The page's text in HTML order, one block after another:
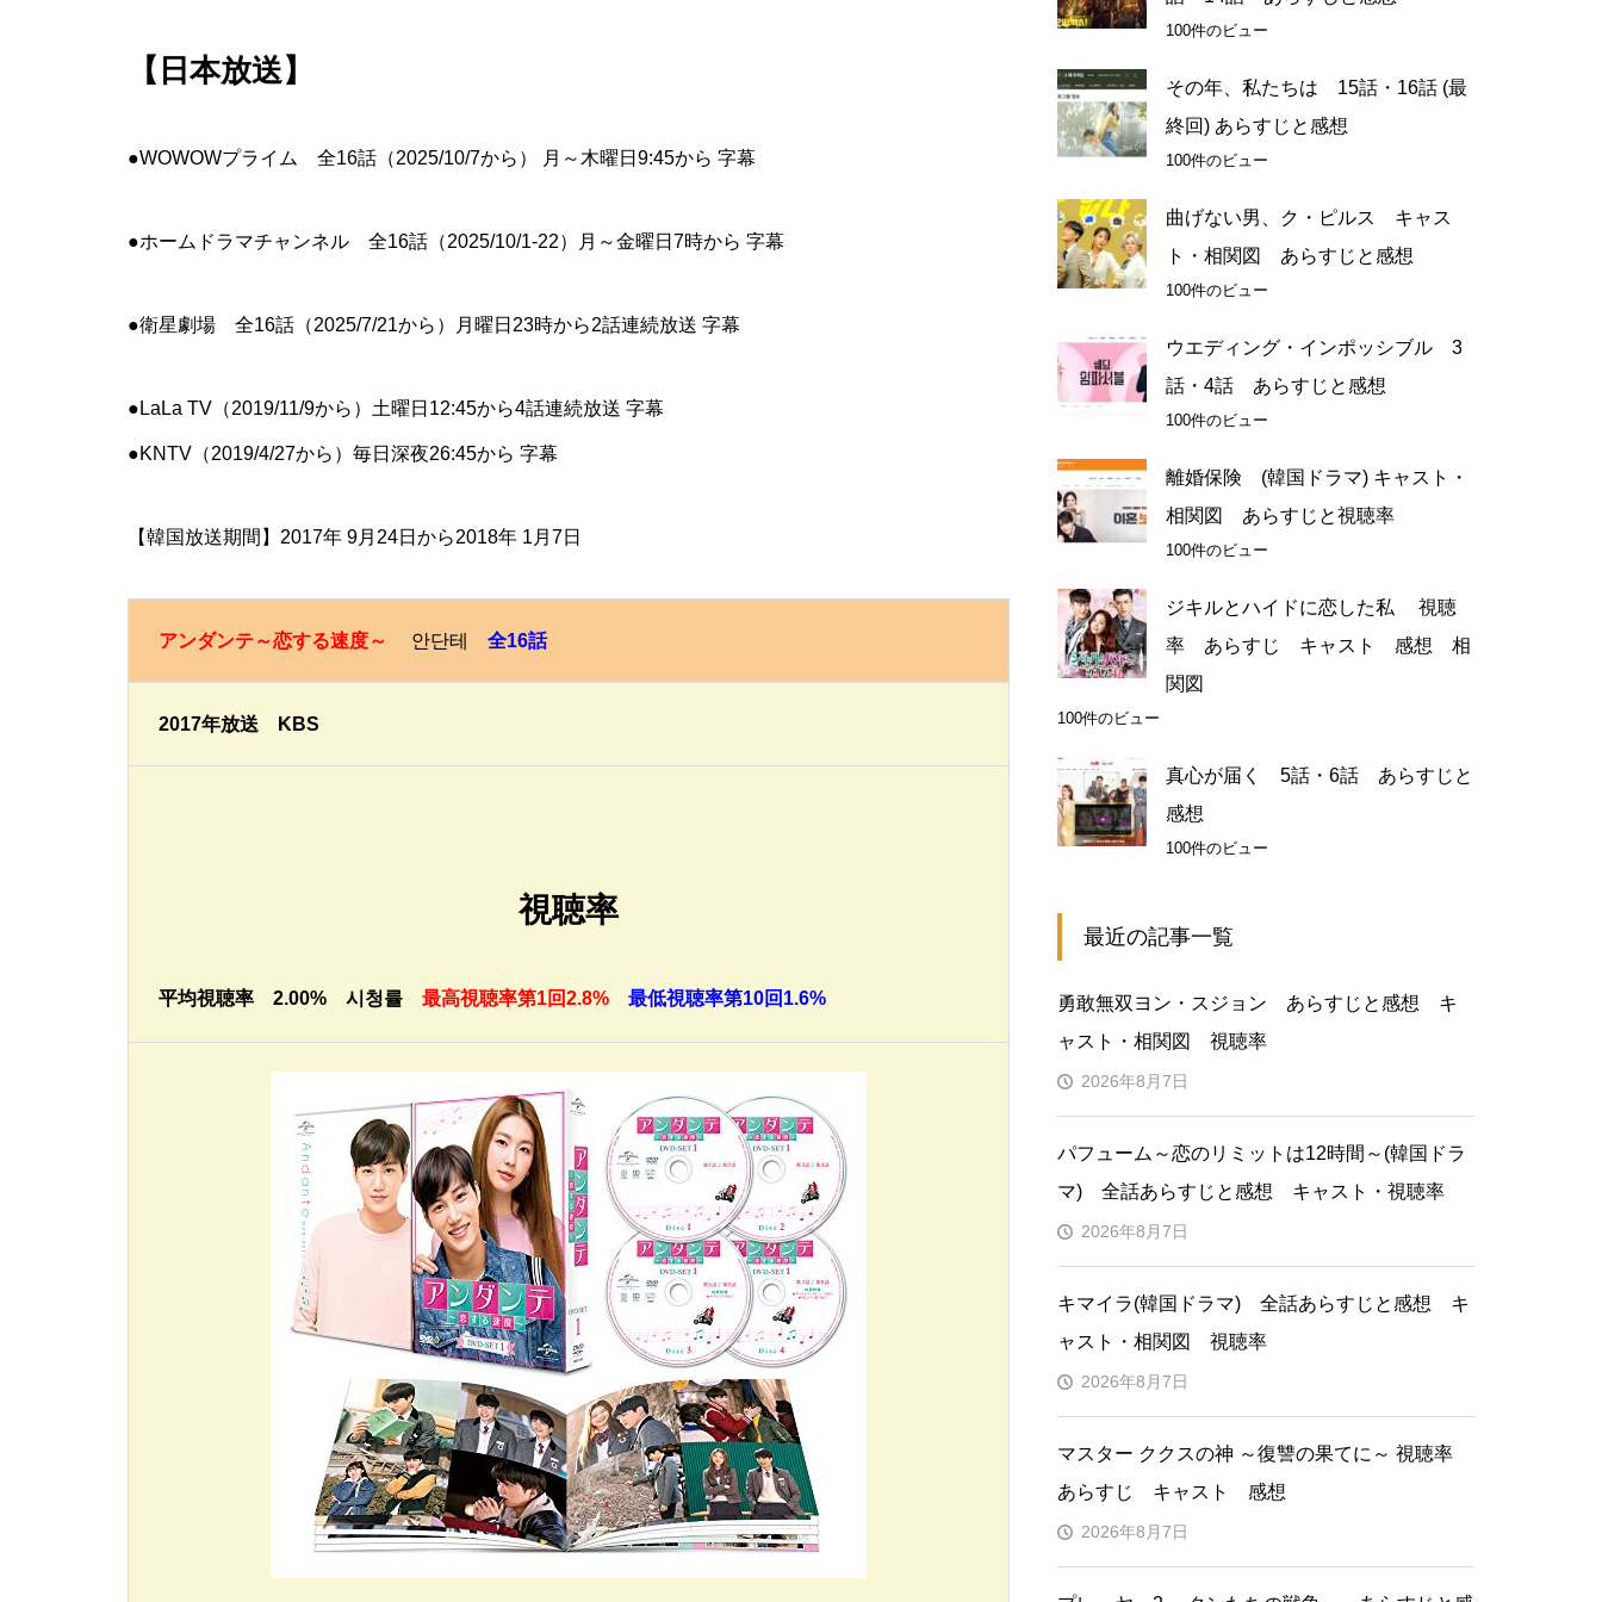
【日本放送】
●WOWOWプライム 全16話（2025/10/7から） 月～木曜日9:45から 字幕
●ホームドラマチャンネル 全16話（2025/10/1-22）月～金曜日7時から 字幕
●衛星劇場 全16話（2025/7/21から）月曜日23時から2話連続放送 字幕
●LaLa TV（2019/11/9から）土曜日12:45から4話連続放送 字幕
●KNTV（2019/4/27から）毎日深夜26:45から 字幕
【韓国放送期間】2017年 9月24日から2018年 1月7日
アンダンテ～恋する速度～ 안단테 全16話
2017年放送 KBS
視聴率
平均視聴率 2.00% 시청률 最高視聴率第1回2.8% 最低視聴率第10回1.6%
100件のビュー
その年、私たちは 15話・16話 (最
終回) あらすじと感想
100件のビュー
曲げない男、ク・ピルス キャス
ト・相関図 あらすじと感想
100件のビュー
ウエディング・インポッシブル 3
話・4話 あらすじと感想
100件のビュー
離婚保険 (韓国ドラマ) キャスト・
相関図 あらすじと視聴率
100件のビュー
ジキルとハイドに恋した私 視聴
率 あらすじ キャスト 感想 相
関図
100件のビュー
真心が届く 5話・6話 あらすじと
感想
100件のビュー
最近の記事一覧
勇敢無双ヨン・スジョン あらすじと感想 キ
ャスト・相関図 視聴率
2026年8月7日
パフューム～恋のリミットは12時間～(韓国ドラ
マ) 全話あらすじと感想 キャスト・視聴率
2026年8月7日
キマイラ(韓国ドラマ) 全話あらすじと感想 キ
ャスト・相関図 視聴率
2026年8月7日
マスター ククスの神 ～復讐の果てに～ 視聴率
あらすじ キャスト 感想
2026年8月7日